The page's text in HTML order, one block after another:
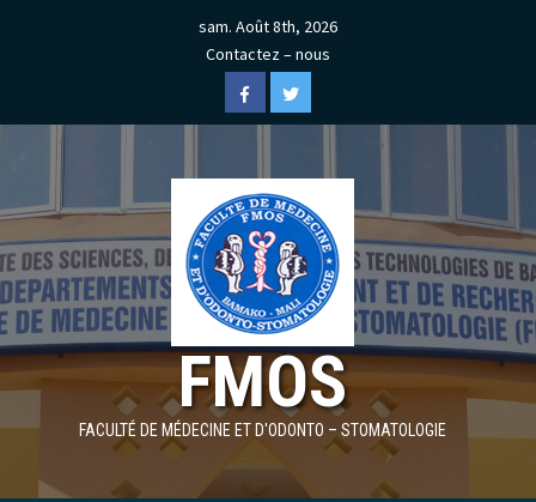
sam. Août 8th, 2026
Contactez – nous
FacebookTwitter
FMOS
FACULTÉ DE MÉDECINE ET D'ODONTO – STOMATOLOGIE